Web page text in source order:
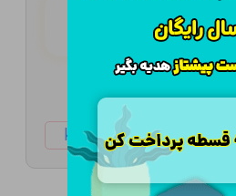
تــرب‌پــی:
ketabtala.com/sbp-